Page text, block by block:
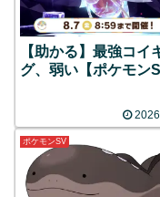
【助かる】最強コイ
グ、弱い【ポケモン
ポケモンSV